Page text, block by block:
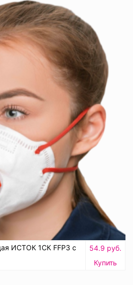
ИСТОК 1СК FFP3 с
54.9 руб.
Купить